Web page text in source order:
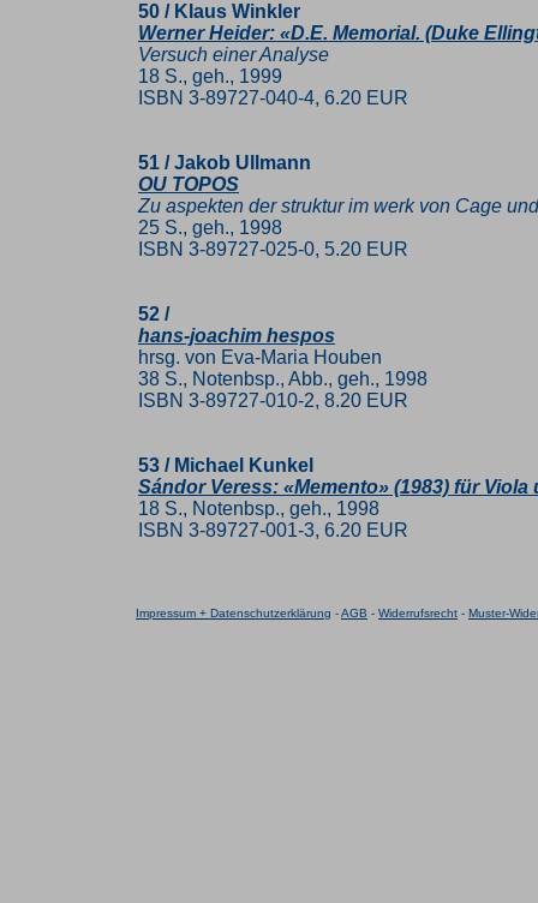
50 / Klaus Winkler
Werner Heider: «D.E. Memorial. (Duke
Versuch einer Analyse
18 S., geh., 1999
ISBN 3-89727-040-4, 6.20 EUR
51 / Jakob Ullmann
OU TOPOS
Zu aspekten der struktur im werk von Cage
25 S., geh., 1998
ISBN 3-89727-025-0, 5.20 EUR
52 /
hans-joachim hespos
hrsg. von Eva-Maria Houben
38 S., Notenbsp., Abb., geh., 1998
ISBN 3-89727-010-2, 8.20 EUR
53 / Michael Kunkel
Sándor Veress: «Memento» (1983) für
18 S., Notenbsp., geh., 1998
ISBN 3-89727-001-3, 6.20 EUR
Impressum + Datenschutzerklärung -AGB - Widerrufsrecht - Muster-